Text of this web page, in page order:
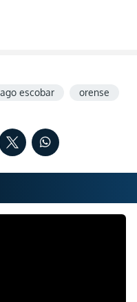
escobar orense